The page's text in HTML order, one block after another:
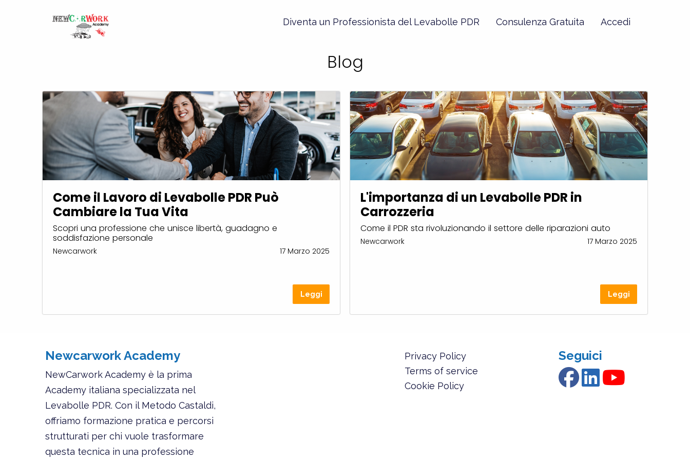
Diventa un Professionista del Levabolle PDR Consulenza Gratuita Accedi
Blog
Come il Lavoro di Levabolle PDR Può
Cambiare la Tua Vita
Scopri una professione che unisce libertà, guadagno e
soddisfazione personale
Newcarwork 17 Marzo 2025
Leggi
L'importanza di un Levabolle PDR in
Carrozzeria
Come il PDR sta rivoluzionando il settore delle riparazioni auto
Newcarwork 17 Marzo 2025
Leggi
Newcarwork Academy
NewCarwork Academy è la prima
Academy italiana specializzata nel
Levabolle PDR. Con il Metodo Castaldi,
offriamo formazione pratica e percorsi
strutturati per chi vuole trasformare
questa tecnica in una professione
Privacy Policy
Terms of service
Cookie Policy
Seguici